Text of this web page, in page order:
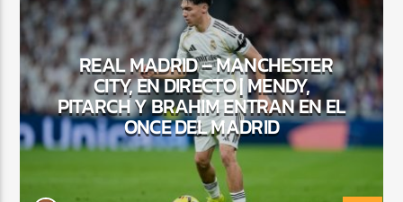
REAL MADRID – MANCHESTER
CITY, EN DIRECTO | MENDY,
PITARCH Y BRAHIM ENTRAN EN EL
ONCE DEL MADRID